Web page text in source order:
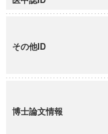
その他ID
博士論文情報